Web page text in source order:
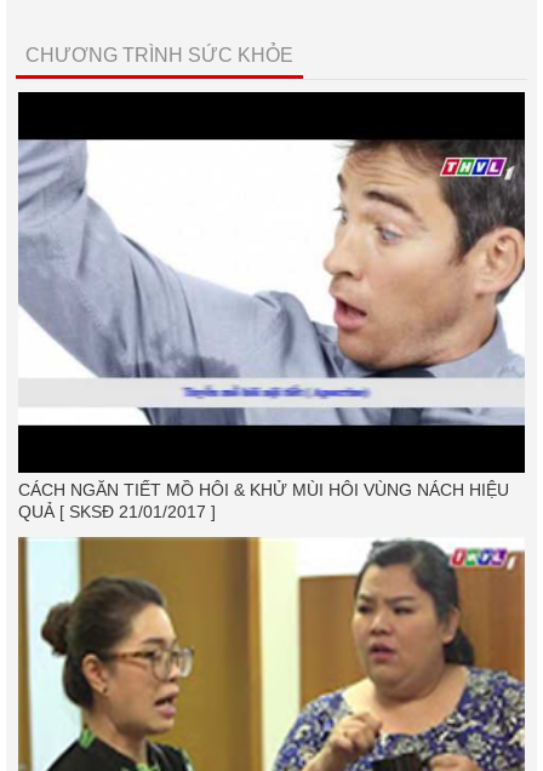
CHƯƠNG TRÌNH SỨC KHỎE
CÁCH NGĂN TIẾT MỒ HÔI & KHỬ MÙI HÔI VÙNG NÁCH HIỆU
QUẢ [ SKSĐ 21/01/2017 ]